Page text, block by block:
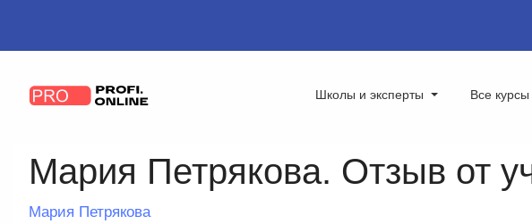
Школы и эксперты Все курсы
Мария Петрякова. Отзыв от
Мария Петрякова